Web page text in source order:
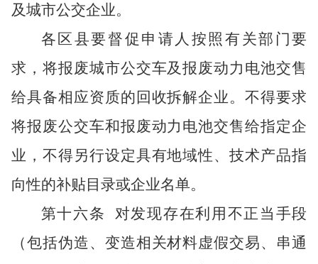
及城市公交企业。
各区县要督促申请人按照有关部门要
求，将报废城市公交车及报废动力电池交售
给具备相应资质的回收拆解企业。不得要求
将报废公交车和报废动力电池交售给指定企
业，不得另行设定具有地域性、技术产品指
向性的补贴目录或企业名单。
第十六条
对发现存在利用不正当手段
（包括伪造、变造相关材料虚假交易、串通